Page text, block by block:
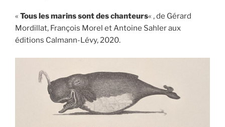
« Tous les marins sont des chanteurs« , de Gérard
Mordillat, François Morel et Antoine Sahler aux
éditions Calmann-Lévy, 2020.